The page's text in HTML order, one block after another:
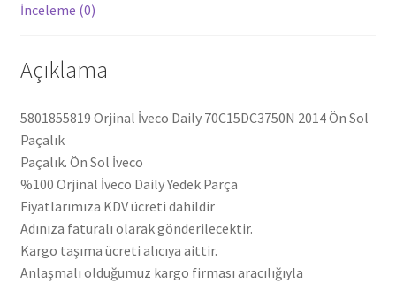
İnceleme (0)
Açıklama
5801855819 Orjinal İveco Daily 70C15DC3750N 2014 Ön Sol
Paçalık
Paçalık. Ön Sol İveco
%100 Orjinal İveco Daily Yedek Parça
Fiyatlarımıza KDV ücreti dahildir
Adınıza faturalı olarak gönderilecektir.
Kargo taşıma ücreti alıcıya aittir.
Anlaşmalı olduğumuz kargo firması aracılığıyla